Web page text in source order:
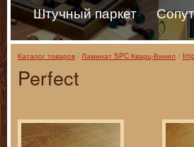
Штучный паркет
Каталог товаров Ламинат SPC Кварц-Винил
Perfect